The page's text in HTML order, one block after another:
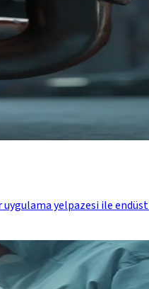
yelpazesi ile